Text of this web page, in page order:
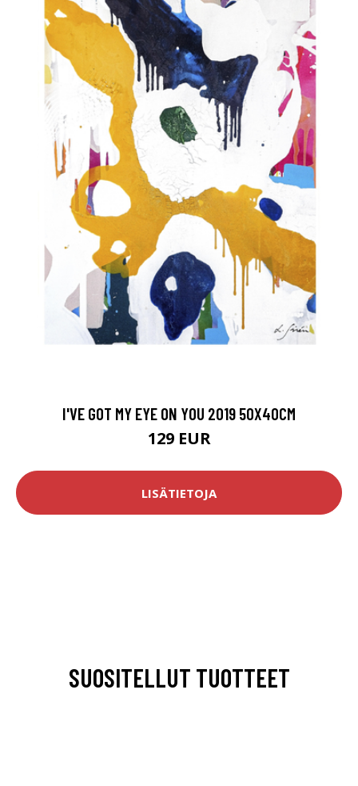
I'VE GOT MY EYE ON YOU 2019 50X40CM
129 EUR
LISÄTIETOJA
SUOSITELLUT TUOTTEET